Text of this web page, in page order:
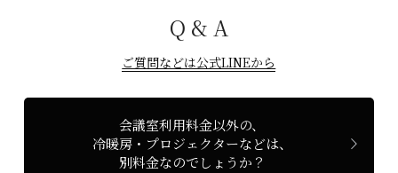
Q & A
ご質問などは公式LINEから
会議室利用料金以外の、
冷暖房・プロジェクターなどは、
別料金なのでしょうか？